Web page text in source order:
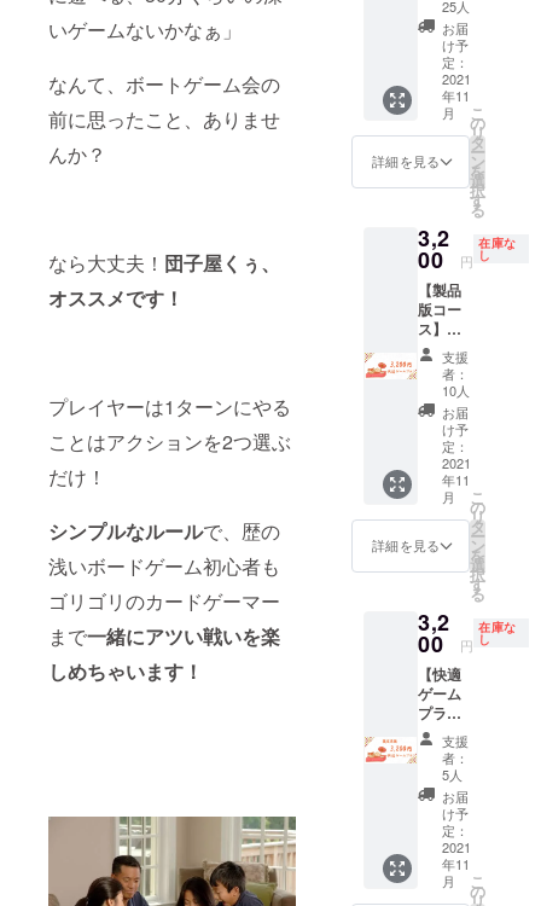
いゲームないかなぁ」
なんて、ボートゲーム会の
前に思ったこと、ありませ
んか？
なら大丈夫！ 団子屋くぅ、
オススメです！
プレイヤーは1ターンにやる
ことはアクションを2つ選ぶ
だけ！
シンプルなルールで、歴の
浅いボードゲーム初心者も
ゴリゴリのカードゲーマー
まで一緒にアツい戦いを楽
しめちゃいます！
る際に
も役に
立ちま
す。紙
スタン
ドは誰
でも簡
単に作
れるA4
名刺風
カード4
枚 ・紙
スタン
ド4枚
ケット
の参加
が難し
い方に
オスス
メのプ
ランで
す。 ・
『団子
屋
本体
25人
お届
け予
定：
2021
年11
月
詳細を見る
こ
の
リ
タ
ー
ン
を
選
択
す
る
3,2
00 円
在庫な
し
【製品
版コー
ス】
ゲーム
マー
ケット
の参加
が難し
い方に
オスス
メの
コース
です。
・『団
子屋
くぅ』
名刺風
カード4
枚 ・紙
スタン
ド4枚
支援
者：
10人
お届
け予
定：
2021
年11
月
詳細を見る
こ
の
リ
タ
ー
ン
を
選
択
す
る
3,2
00 円
在庫な
し
【快適
ゲーム
プラ
ン】
ゲーム
マー
ケット
の参加
が難し
い方に
オスス
メの
支援
者：
5人
お届
け予
定：
2021
年11
月
こ
の
リ